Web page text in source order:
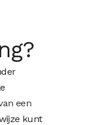
een
kunt